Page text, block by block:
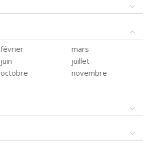
février
mars
juin
juillet
octobre
novembre